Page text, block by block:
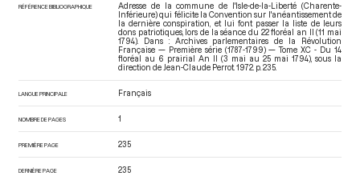
RÉFÉRENCE BIBLIOGRAPHIQUE
Adresse de la commune de l'Isle-de-la-Liberté (Charente-
Inférieure) qui félicite la Convention sur l'anéantissement de
la dernière conspiration, et lui font passer la liste de leurs
dons patriotiques, lors de la séance du 22 floréal an II (11 mai
1794). Dans : Archives parlementaires de la Révolution
Française — Première série (1787-1799) — Tome XC - Du 14
floréal au 6 prairial An II (3 mai au 25 mai 1794), sous la
direction de Jean-Claude Perrot. 1972. p. 235.
LANGUE PRINCIPALE Français
NOMBRE DE PAGES 1
PREMIÈRE PAGE 235
DERNIÈRE PAGE 235